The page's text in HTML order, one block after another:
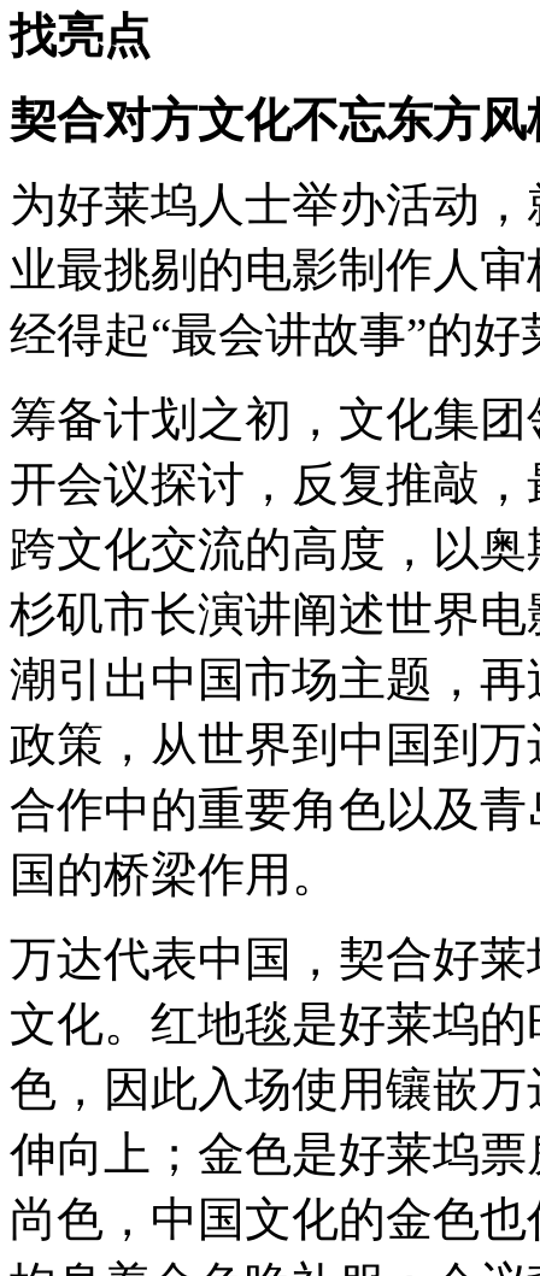
找亮点
契合对方文化不忘东方风
为好莱坞人士举办活动
业最挑剔的电影制作人
经得起“最会讲故事”的好
筹备计划之初，文化集
开会议探讨，反复推敲
跨文化交流的高度，以
杉矶市长演讲阐述世界
潮引出中国市场主题，
政策，从世界到中国到
合作中的重要角色以及
国的桥梁作用。
万达代表中国，契合好
文化。红地毯是好莱坞
色，因此入场使用镶嵌
伸向上；金色是好莱坞
尚色，中国文化的金色